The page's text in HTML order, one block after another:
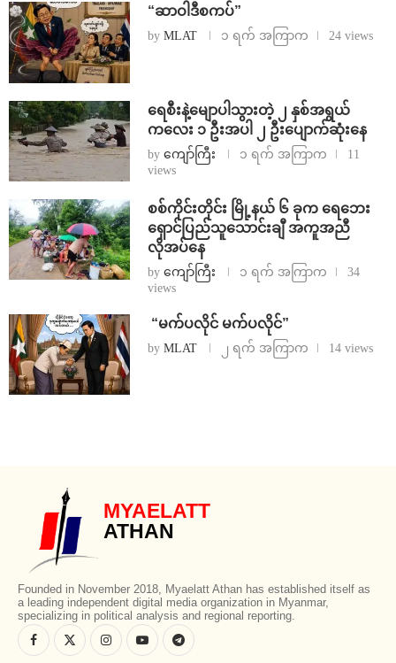
“ဆာဝါဒီစကပ်”
by MLAT ၁ ရက် အကြာက 24 views
ရေစီးနဲ့မျောပါသွားတဲ့ ၂ နှစ်အရွယ်
ကလေး ၁ ဦးအပါ ၂ ဦးပျောက်ဆုံးနေ
by ကျော်ကြီး ၁ ရက် အကြာက
11
views
စစ်ကိုင်းတိုင်း မြို့နယ် ၆ ခုက ရေဘေး
ရှောင်ပြည်သူသောင်းချီ အကူအညီ
လိုအပ်နေ
by ကျော်ကြီး ၁ ရက် အကြာက
34
views
⁨ ⁨“မက်ပလိုင် မက်ပလိုင်”
by MLAT ၂ ရက် အကြာက 14 views
MYAELATT
ATHAN
Founded in November 2018, Myaelatt Athan has established itself as
a leading independent digital media organization in Myanmar,
specializing in political analysis and regional reporting.